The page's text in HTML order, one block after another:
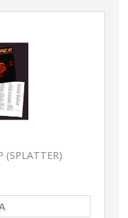
(SPLATTER)